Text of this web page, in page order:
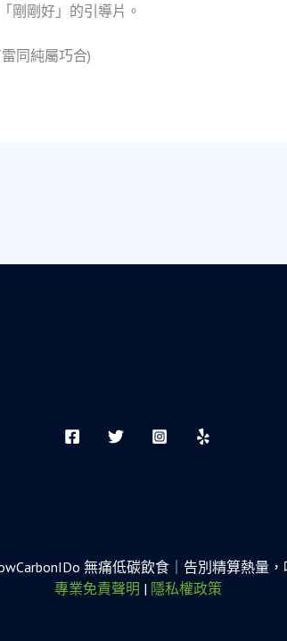
剛剛好」的引導片。
同純屬巧合)
無痛低碳飲食｜告別精算熱量
專業免責聲明 | 隱私權政策